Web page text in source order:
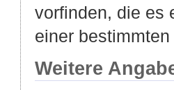
vorfinden, die es
einer
Weitere